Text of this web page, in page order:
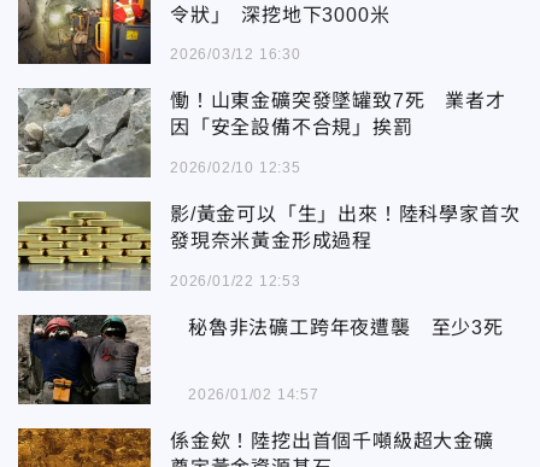
令狀｣ 深挖地下3000米
2026/03/12 16:30
慟！山東金礦突發墜罐致7死 業者才
因「安全設備不合規」挨罰
2026/02/10 12:35
影/黃金可以「生」出來！陸科學家首次
發現奈米黃金形成過程
2026/01/22 12:53
秘魯非法礦工跨年夜遭襲 至少3死
2026/01/02 14:57
係金欸！陸挖出首個千噸級超大金礦